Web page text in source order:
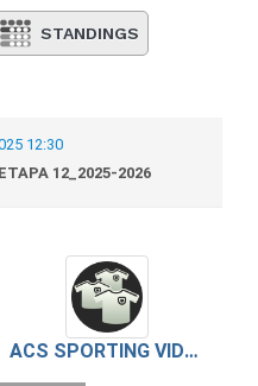
STANDINGS
12:30
12_2025-2026
ACS SPORTING VIDELE